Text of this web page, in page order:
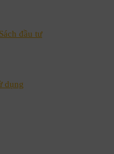
đầu tư
dụng